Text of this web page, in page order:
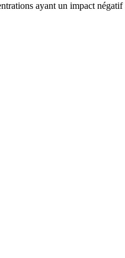
ayant un impact négatif